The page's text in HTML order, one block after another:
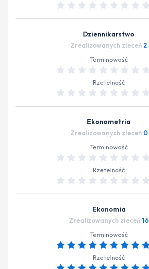
Dziennikarstwo
Zrealizowanych zleceń 2
Terminowość
Rzetelność
Ekonometria
Zrealizowanych zleceń 0
Terminowość
Rzetelność
Ekonomia
Zrealizowanych zleceń 16
Terminowość
Rzetelność